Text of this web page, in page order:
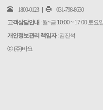
1800-0123|
031-798-8630
고객상담안내 : 월~금 10:00 ~ 17:00 토요
개인정보관리 책임자: 김진석
ⓒ (주)바요